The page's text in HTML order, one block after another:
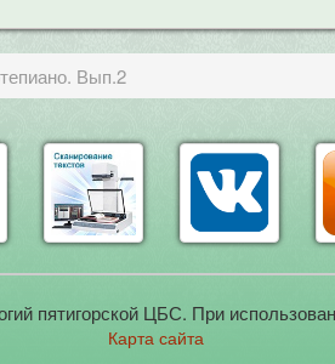
Вып.2
пятигорской ЦБС. При
Карта сайта